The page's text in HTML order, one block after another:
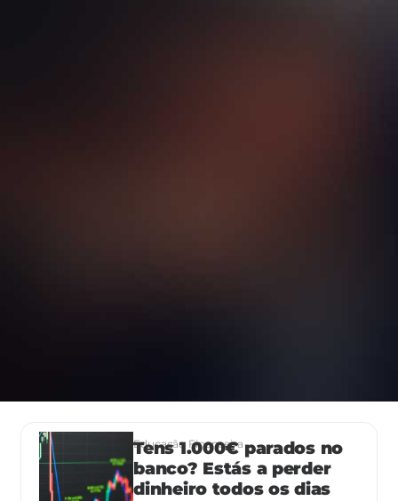
Educação Financeira
Tens 1.000€ parados no
banco? Estás a perder
dinheiro todos os dias